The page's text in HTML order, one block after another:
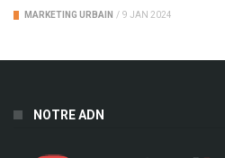
MARKETING URBAIN / 9 JAN 2024
NOTRE ADN